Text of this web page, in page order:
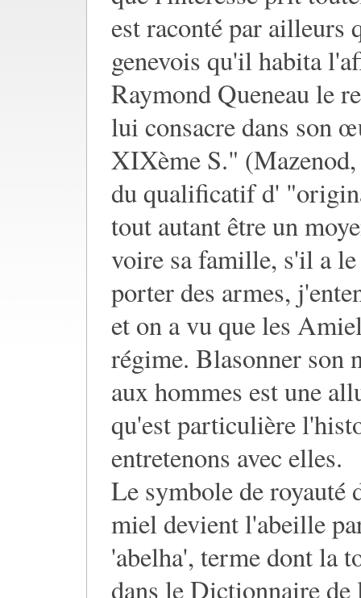
est raconté par ailleurs
genevois qu'il habita
Raymond Queneau le
lui consacre dans son
XIXème S."
du qualificatif d'
tout autant être un
voire sa famille, s'il a
porter des armes,
et on a vu que les
régime. Blasonner son
aux hommes est une
qu'est particulière
entretenons avec elles.
Le symbole de royauté
miel devient l'abeille
'abelha', terme dont la
dans le Dictionnaire de